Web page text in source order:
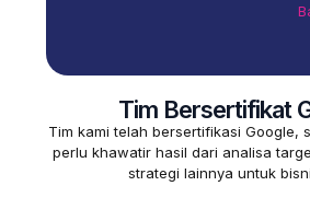
Tim Bersertifikat
Tim kami telah bersertifikasi Google,
perlu khawatir hasil dari analisa
strategi lainnya untuk